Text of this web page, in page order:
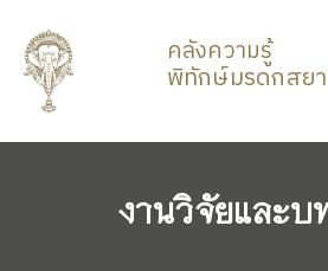
คลังความรู้
พิทักษ์มรดกสย
งานวิจัยและบ